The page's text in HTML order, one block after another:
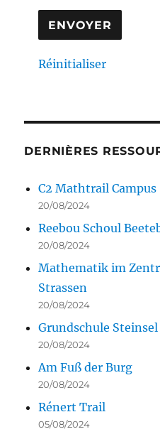
Réinitialiser
DERNIÈRES
C2 Mathtrail Campus
20/08/2024
Reebou Schoul
20/08/2024
Mathematik im
Strassen
20/08/2024
Grundschule Steinsel
20/08/2024
Am Fuß der Burg
20/08/2024
Rénert Trail
05/08/2024